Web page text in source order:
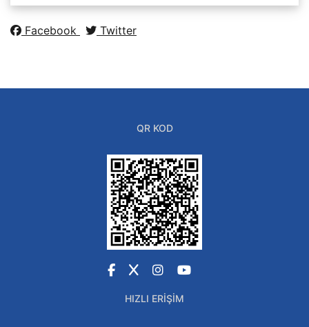
Facebook Twitter
QR KOD
Facebook
X Instagram
YouTube
HIZLI ERIŞIM